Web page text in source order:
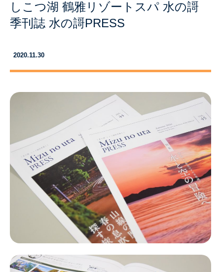
しこつ湖 鶴雅リゾートスパ 水の謌
季刊誌 水の謌PRESS
2020.11.30